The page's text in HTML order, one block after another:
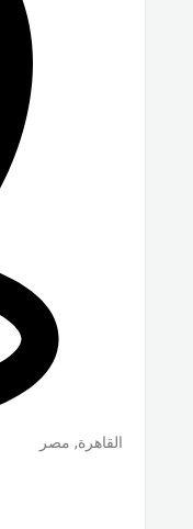
القاهرة, مصر